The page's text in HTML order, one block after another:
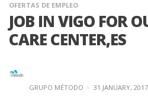
OFERTAS DE EMPLEO
JOB IN VIGO FOR
CARE CENTER,ES
GRUPO MÉTODO · 31 JANUARY, 2017